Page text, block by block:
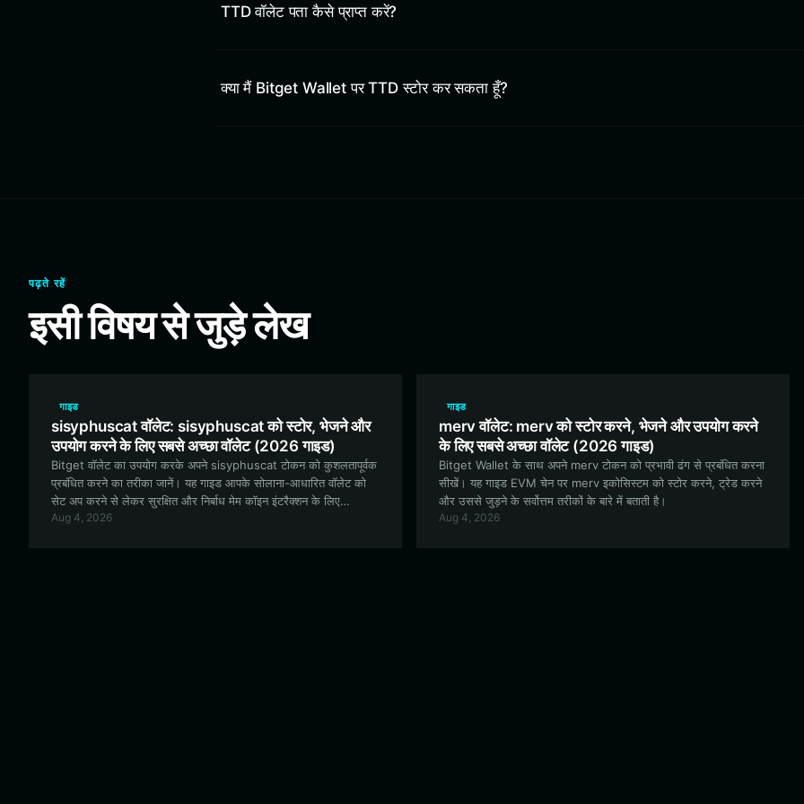
TTD वॉलेट पता कैसे प्राप्त करें?
क्या मैं Bitget Wallet पर TTD स्टोर कर सकता हूँ?
पढ़ते रहें
इसी विषय से जुड़े लेख
गाइड
sisyphuscat वॉलेट: sisyphuscat को स्टोर, भेजने और
उपयोग करने के लिए सबसे अच्छा वॉलेट (2026 गाइड)
Bitget वॉलेट का उपयोग करके अपने sisyphuscat टोकन को कुशलतापूर्वक
प्रबंधित करने का तरीका जानें। यह गाइड आपके सोलाना-आधारित वॉलेट को
सेट अप करने से लेकर सुरक्षित और निर्बाध मेम कॉइन इंटरैक्शन के लिए
sisyphuscat इकोसिस्टम की अनूठी विशेषताओं का लाभ उठाने तक सब कुछ
Aug 4, 2026
गाइड
merv वॉलेट: merv को स्टोर करने, भेजने और उपयोग करने
के लिए सबसे अच्छा वॉलेट (2026 गाइड)
Bitget Wallet के साथ अपने merv टोकन को प्रभावी ढंग से प्रबंधित करना
सीखें। यह गाइड EVM चेन पर merv इकोसिस्टम को स्टोर करने, ट्रेड करने
और उससे जुड़ने के सर्वोत्तम तरीकों के बारे में बताती है।
Aug 4, 2026